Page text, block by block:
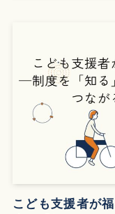
こども支援者が